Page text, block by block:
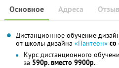
Основное Адреса
Дистанционное обучение
от школы дизайна «Пантеон» со
Курс дистанционного
за 590р. вместо 9900р.